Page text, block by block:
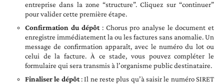
entreprise dans la zone “structure”. Cliquez sur “continuer”
pour valider cette première étape.
Confirmation du dépôt: Chorus pro analyse le document et
enregistre immédiatement la ou les factures sans anomalie. Un
message de confirmation apparaît, avec le numéro du lot ou
celui de la facture. À ce stade, vous pouvez compléter le
formulaire qui sera transmis à l’organisme public destinataire.
Finaliser le dépôt: Il ne reste plus qu’à saisir le numéro SIRET